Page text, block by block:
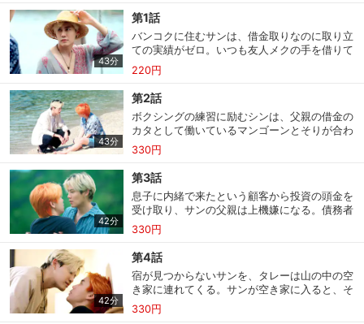
43分
第1話
バンコクに住むサンは、借金取りなのに取り立
ての実績がゼロ。いつも友人メクの手を借りて
いる。ある日、友人シンの父親である雇い主か
ら、１か月以内にカネを回収しないとメクを相
棒から外し、タイという新人に仕事を任せると
言われてしまう。さらには、父親が他人に貸し
付けた1000万バーツをなぜかサンが回収しに
行くはめに。債務者はアーティット島という島
にいるらしい。島への船乗り場でサンが声をか
220円
43分
第2話
ボクシングの練習に励むシンは、父親の借金の
カタとして働いているマンゴーンとそりが合わ
ず、ささいなことでケンカになる。一方、アー
ティット島に上陸したサンは債務者を見つけ、
何とか彼に話しかけようとするが、全然取り合
ってもらえない。しかたなく引き下がろうとし
た時、何かを踏んづけてしまい…。サンがホテ
ルで出会ったニモには、ジェイという恋人がい
た。
330円
42分
第3話
息子に内緒で来たという顧客から投資の頭金を
受け取り、サンの父親は上機嫌になる。債務者
のアーティットにバンコクに帰れと言われたサ
ンは、丘の上から徒歩で海辺の宿まで戻ること
に。歩いているうちに辺りはすっかり暗くな
り、携帯電話の充電も切れて大ピンチに陥る。
まっすぐ宿に向かうか、丘の上に戻るか迷った
末にサンが取った行動は…？
330円
42分
第4話
宿が見つからないサンを、タレーは山の中の空
き家に連れてくる。サンが空き家に入ると、そ
こには不思議な道具がたくさん置かれていた。
ふとベッドのサイドテーブルの引き出しを開け
330円